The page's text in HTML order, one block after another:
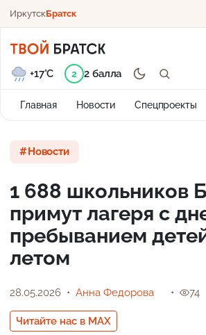
ИркутскБратск
Главная Новости Спецпроекты
+17°C 2 2 балла
Новости
1 688 школьников
примут лагеря с
пребыванием
летом
28.05.2026 Анна Федорова
Читайте нас в MAX
74